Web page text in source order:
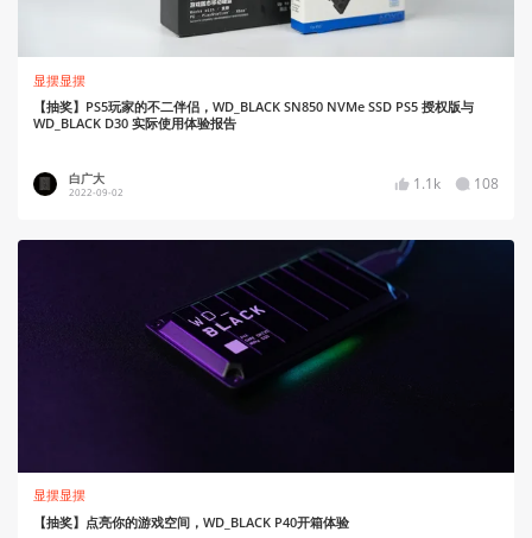
显摆显摆
【抽奖】PS5玩家的不二伴侣，WD_BLACK SN850 NVMe SSD PS5 授权版与
WD_BLACK D30 实际使用体验报告
白广大
2022-09-02 1.1k 108
显摆显摆
【抽奖】点亮你的游戏空间，WD_BLACK P40开箱体验